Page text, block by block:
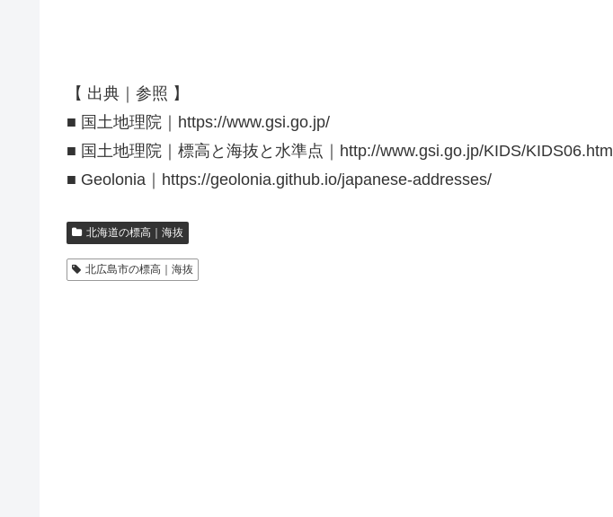
【 出典｜参照 】
■ 国土地理院｜https://www.gsi.go.jp/
■ 国土地理院｜標高と海抜と水準点｜http://www.gsi.go.jp/KIDS/KIDS06.html
■ Geolonia｜https://geolonia.github.io/japanese-addresses/
北海道の標高｜海抜
北広島市の標高｜海抜